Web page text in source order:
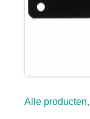
Alle producten,